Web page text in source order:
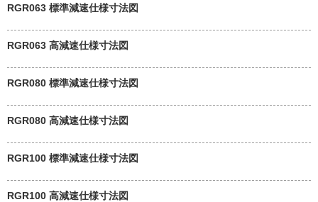
RGR063 標準減速仕様寸法図
RGR063 高減速仕様寸法図
RGR080 標準減速仕様寸法図
RGR080 高減速仕様寸法図
RGR100 標準減速仕様寸法図
RGR100 高減速仕様寸法図